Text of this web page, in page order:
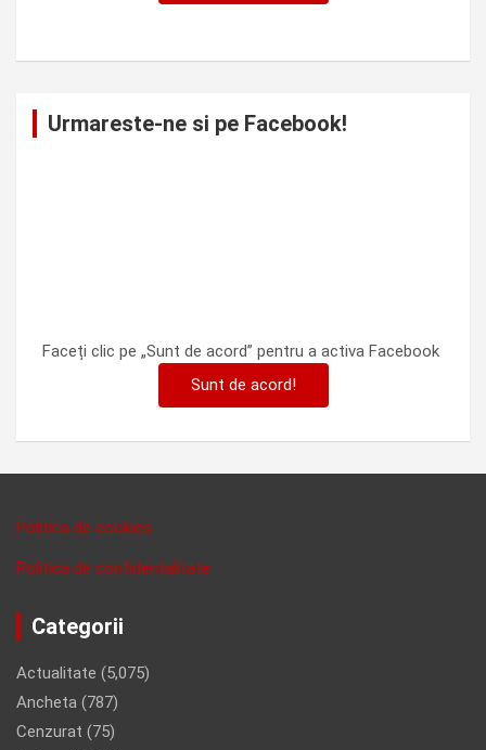
Urmareste-ne si pe Facebook!
Faceți clic pe „Sunt de acord” pentru a activa Facebook
Sunt de acord!
Politica de cookies
Politica de confidentalitate
Categorii
Actualitate (5,075)
Ancheta (787)
Cenzurat (75)